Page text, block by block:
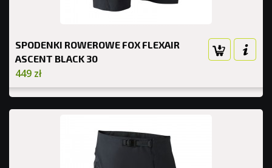
SPODENKI ROWEROWE FOX FLEXAIR
ASCENT BLACK 30
449 zł